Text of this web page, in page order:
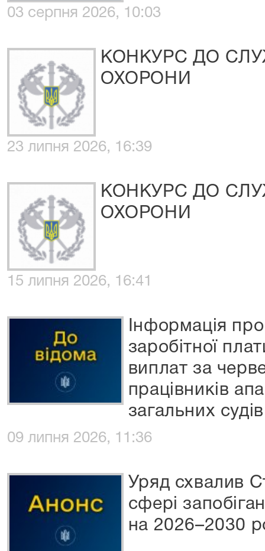
03 серпня 2026, 10:03
КОНКУРС ДО
ОХОРОНИ
23 липня 2026, 16:39
КОНКУРС ДО
ОХОРОНИ
15 липня 2026, 16:41
Інформація
заробітної
виплат за
працівників
загальних
09 липня 2026, 11:36
Уряд схвалив
сфері
на 2026–2030